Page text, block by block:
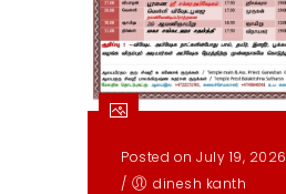
Posted on July 19, 2026
/
dinesh kanth